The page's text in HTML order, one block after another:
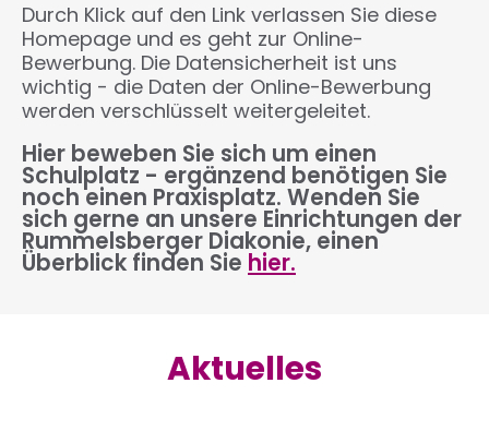
Durch Klick auf den Link verlassen Sie diese
Homepage und es geht zur Online-
Bewerbung. Die Datensicherheit ist uns
wichtig - die Daten der Online-Bewerbung
werden verschlüsselt weitergeleitet.
Hier beweben Sie sich um einen
Schulplatz - ergänzend benötigen Sie
noch einen Praxisplatz. Wenden Sie
sich gerne an unsere Einrichtungen der
Rummelsberger Diakonie, einen
Überblick finden Sie hier.
Aktuelles